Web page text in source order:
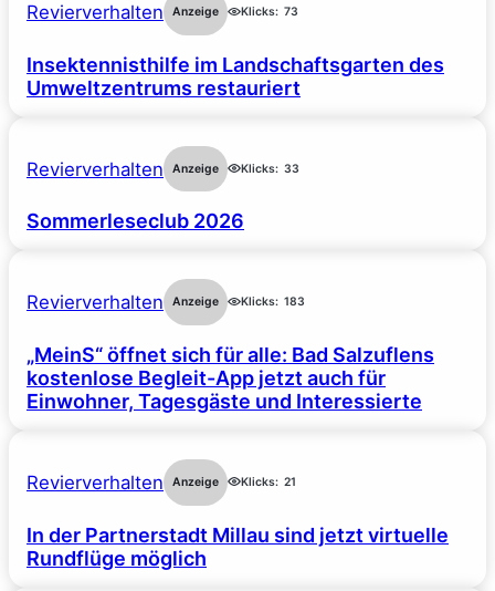
Revierverhalten Anzeige Klicks: 73
Insektennisthilfe im Landschaftsgarten des
Umweltzentrums restauriert
Revierverhalten Anzeige Klicks: 33
Sommerleseclub 2026
Revierverhalten Anzeige Klicks: 183
„MeinS“ öffnet sich für alle: Bad Salzuflens
kostenlose Begleit-App jetzt auch für
Einwohner, Tagesgäste und Interessierte
Revierverhalten Anzeige Klicks: 21
In der Partnerstadt Millau sind jetzt virtuelle
Rundflüge möglich